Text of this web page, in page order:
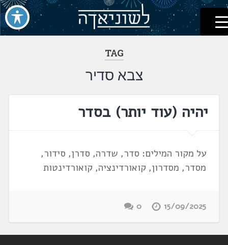
דלג
לתוכן
לשוניאדה
עברית. לשון. שפה
TAG
צבא סדיר
יהיה (עוד יותר) בסדר
על מקור המילים: סדר, שדרה, סדרן, סידור,
מסדר, מסדרון, קואורדינציה, קואורדינטות
15/09/2025
0